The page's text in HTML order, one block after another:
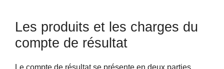
Les produits et les charges du
compte de résultat